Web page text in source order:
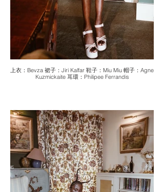
上衣：Bevza 裙子：Jiri Kalfar 鞋子：Miu Miu 帽子：Agne
Kuzmickaite 耳環：Philipee Ferrandis